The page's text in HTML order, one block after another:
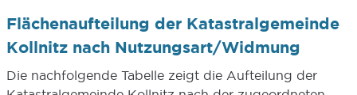
Flächenaufteilung der Katastralgemeinde
Kollnitz nach Nutzungsart/Widmung
Die nachfolgende Tabelle zeigt die Aufteilung der